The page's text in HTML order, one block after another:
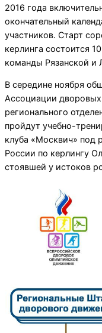
2016 года
окончательный
участников. Старт
керлинга состоится
команды Рязанской и
В середине ноября
Ассоциации
регионального
пройдут учебно-
клуба «Москвич» под
России по керлингу
стоявшей у истоков